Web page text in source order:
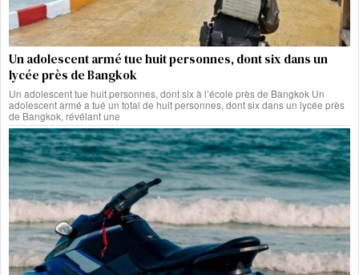
Un adolescent armé tue huit personnes, dont six dans un
lycée près de Bangkok
Un adolescent tue huit personnes, dont six à l’école près de Bangkok Un
adolescent armé a tué un total de huit personnes, dont six dans un lycée près
de Bangkok, révélant une